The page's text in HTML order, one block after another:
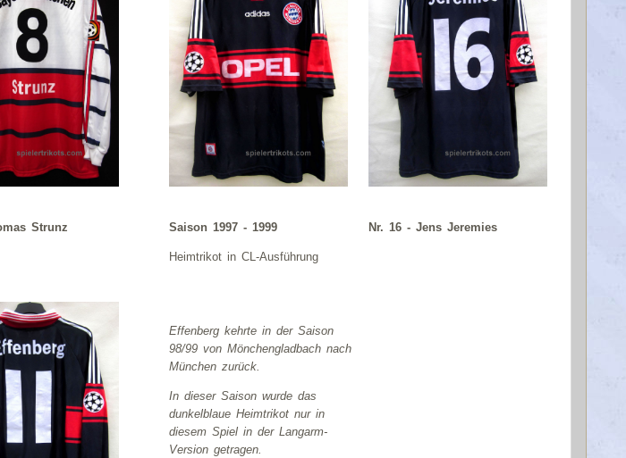
Strunz Saison 1997 - 1999
Heimtrikot in CL-Ausführung
Nr. 16 - Jens Jeremies
Effenberg kehrte in der Saison
98/99 von Mönchengladbach nach
München zurück.
In dieser Saison wurde das
dunkelblaue Heimtrikot nur in
diesem Spiel in der Langarm-
Version getragen.